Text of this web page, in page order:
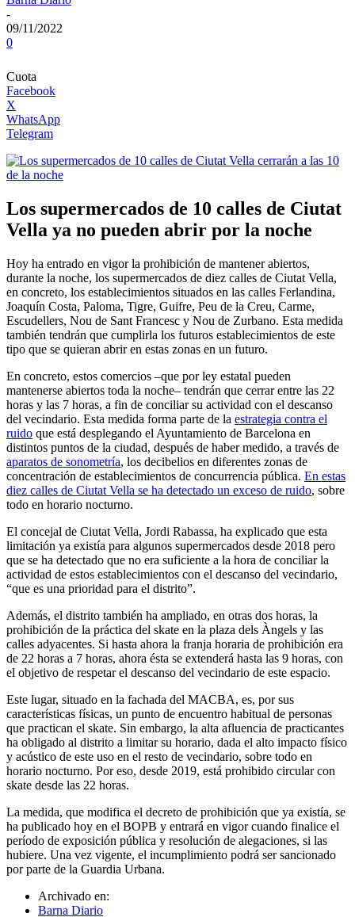
-
09/11/2022
0
Cuota
Facebook
X
WhatsApp
Telegram
Los supermercados de 10 calles de Ciutat
Vella ya no pueden abrir por la noche
Hoy ha entrado en vigor la prohibición de mantener abiertos,
durante la noche, los supermercados de diez calles de Ciutat Vella,
en concreto, los establecimientos situados en las calles Ferlandina,
Joaquín Costa, Paloma, Tigre, Guifre, Peu de la Creu, Carme,
Escudellers, Nou de Sant Francesc y Nou de Zurbano. Esta medida
también tendrán que cumplirla los futuros establecimientos de este
tipo que se quieran abrir en estas zonas en un futuro.
En concreto, estos comercios –que por ley estatal pueden
mantenerse abiertos toda la noche– tendrán que cerrar entre las 22
horas y las 7 horas, a fin de conciliar su actividad con el descanso
del vecindario. Esta medida forma parte de la estrategia contra el
ruido que está desplegando el Ayuntamiento de Barcelona en
distintos puntos de la ciudad, después de haber medido, a través de
aparatos de sonometría, los decibelios en diferentes zonas de
concentración de establecimientos de concurrencia pública. En estas
diez calles de Ciutat Vella se ha detectado un exceso de ruido, sobre
todo en horario nocturno.
El concejal de Ciutat Vella, Jordi Rabassa, ha explicado que esta
limitación ya existía para algunos supermercados desde 2018 pero
que se ha detectado que no era suficiente a la hora de conciliar la
actividad de estos establecimientos con el descanso del vecindario,
“que es una prioridad para el distrito”.
Además, el distrito también ha ampliado, en otras dos horas, la
prohibición de la práctica del skate en la plaza dels Àngels y las
calles adyacentes. Si hasta ahora la franja horaria de prohibición era
de 22 horas a 7 horas, ahora ésta se extenderá hasta las 9 horas, con
el objetivo de respetar el descanso del vecindario de este espacio.
Este lugar, situado en la fachada del MACBA, es, por sus
características físicas, un punto de encuentro habitual de personas
que practican el skate. Sin embargo, la alta afluencia de practicantes
ha obligado al distrito a limitar su horario, dada el alto impacto físico
y acústico de este uso en el resto de vecindario, sobre todo en
horario nocturno. Por eso, desde 2019, está prohibido circular con
skate desde las 22 horas.
La medida, que modifica el decreto de prohibición que ya existía, se
ha publicado hoy en el BOPB y entrará en vigor cuando finalice el
período de exposición pública y resolución de alegaciones, si las
hubiere. Una vez vigente, el incumplimiento podrá ser sancionado
por parte de la Guardia Urbana.
Archivado en:
Barna Diario